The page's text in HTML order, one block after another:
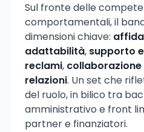
Sul fronte delle
comportamentali, il
dimensioni chiave:
adattabilità, supporto
reclami, collaborazione
relazioni. Un set che
del ruolo, in bilico tra
amministrativo e front
partner e finanziatori.